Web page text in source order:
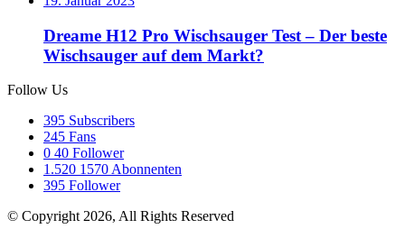
Dreame H12 Pro Wischsauger Test – Der beste
Wischsauger auf dem Markt?
Follow Us
395 Subscribers
245 Fans
0 40 Follower
1.520 1570 Abonnenten
395 Follower
© Copyright 2026, All Rights Reserved